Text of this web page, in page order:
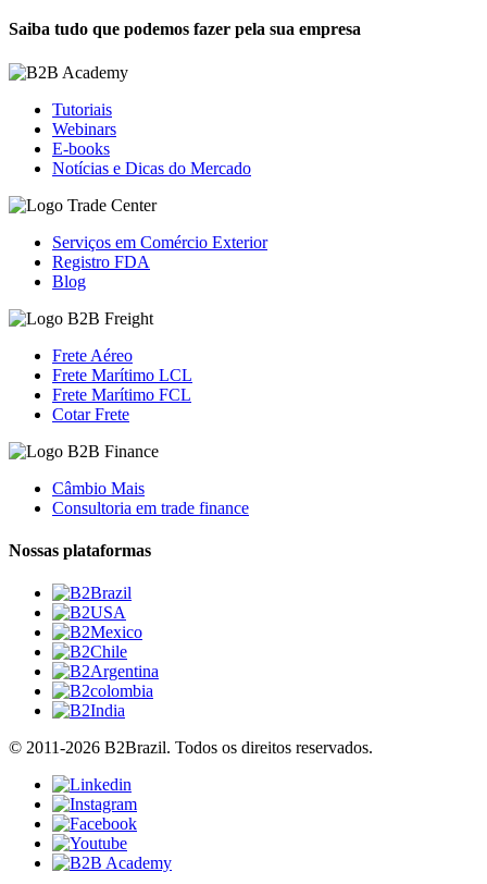
Saiba tudo que podemos fazer pela sua empresa
Tutoriais
Webinars
E-books
Notícias e Dicas do Mercado
Serviços em Comércio Exterior
Registro FDA
Blog
Frete Aéreo
Frete Marítimo LCL
Frete Marítimo FCL
Cotar Frete
Câmbio Mais
Consultoria em trade finance
Nossas plataformas
© 2011-2026 B2Brazil. Todos os direitos reservados.